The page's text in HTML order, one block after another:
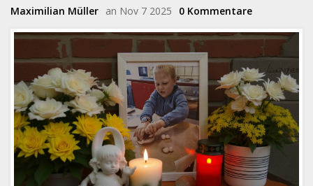
Maximilian Müller an Nov 7 2025 0 Kommentare